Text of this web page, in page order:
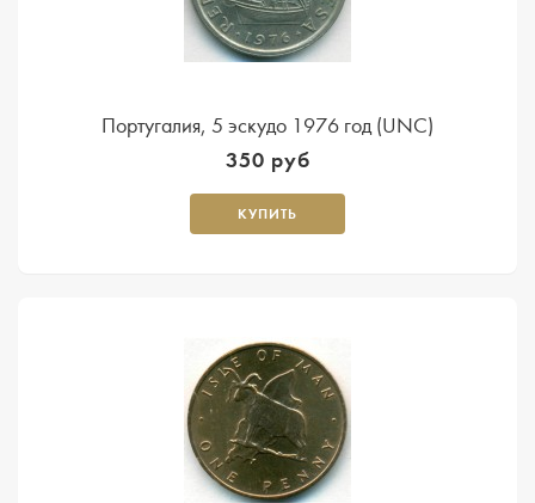
Португалия, 5 эскудо 1976 год (UNC)
350 руб
КУПИТЬ